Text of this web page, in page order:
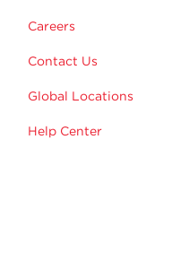
Careers
Contact Us
Global Locations
Help Center